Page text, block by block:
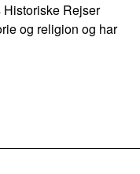
Rejser
og religion og har